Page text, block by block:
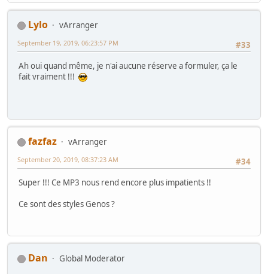
Lylo
vArranger
#33
September 19, 2019, 06:23:57 PM
Ah oui quand même, je n'ai aucune réserve a formuler, ça le
fait vraiment !!!
fazfaz
vArranger
#34
September 20, 2019, 08:37:23 AM
Super !!! Ce MP3 nous rend encore plus impatients !!
Ce sont des styles Genos ?
Dan
Global Moderator